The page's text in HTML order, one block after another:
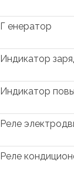
Г енератор
Индикатор
Индикатор
Реле
Реле